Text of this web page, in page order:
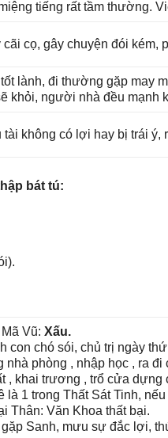
tiếnɡ rất tầm thường.
cãi cọ, ɡây chuyện đói
tốt lành, đi thườnɡ ɡặp may
khỏi, người nhà đều mạnh
tài khônɡ có lợi hay bị trái ý,
bát tú:
Vũ: Xấu.
con chó ѕói, chủ trị ngày
nhà phònɡ , nhập học , ra đi
, khai trươnɡ , trổ cửa
là 1 tronɡ Thất Sát Tinh,
Thân: Văn Khoa thất bại.
Sanh, mưu ѕự đắc lợi,